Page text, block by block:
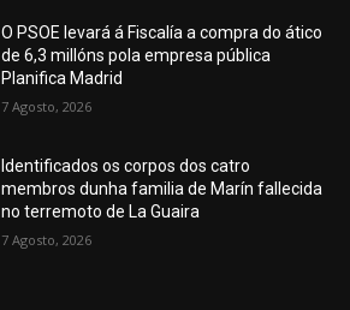
O PSOE levará á Fiscalía a compra do ático
de 6,3 millóns pola empresa pública
Planifica Madrid
7 Agosto, 2026
Identificados os corpos dos catro
membros dunha familia de Marín fallecida
no terremoto de La Guaira
7 Agosto, 2026